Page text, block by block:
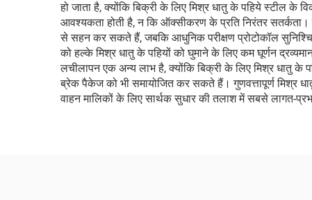
हो जाता है, क्योंकि बिक्री के लिए मिश्र धातु के पहिये स्टील
आवश्यकता होती है, न कि ऑक्सीकरण के प्रति निरंतर सतर्कता।
से सहन कर सकते हैं, जबकि आधुनिक परीक्षण प्रोटोकॉल
को हल्के मिश्र धातु के पहियों को घुमाने के लिए कम घूर्णन
लचीलापन एक अन्य लाभ है, क्योंकि बिक्री के लिए मिश्र
ब्रेक पैकेज को भी समायोजित कर सकते हैं। गुणवत्तापूर्ण मिश्र
वाहन मालिकों के लिए सार्थक सुधार की तलाश में सबसे लागत-